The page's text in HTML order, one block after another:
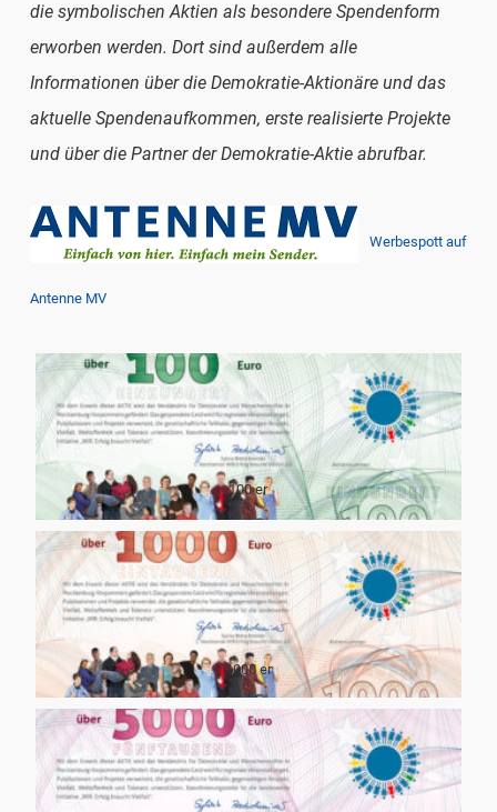
die symbolischen Aktien als besondere Spendenform
erworben werden. Dort sind außerdem alle
Informationen über die Demokratie-Aktionäre und das
aktuelle Spendenaufkommen, erste realisierte Projekte
und über die Partner der Demokratie-Aktie abrufbar.
Werbespott auf
Antenne MV
100 er
1000 er